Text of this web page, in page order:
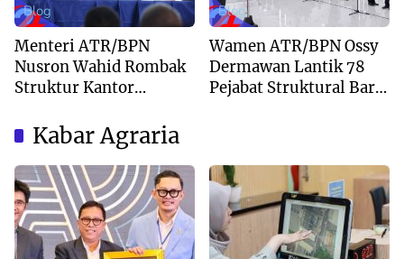
Blog
Menteri ATR/BPN
Nusron Wahid Rombak
Struktur Kantor
Pendekatan
Kewilayahan
Blog
Wamen ATR/BPN Ossy
Dermawan Lantik 78
Pejabat Struktural Baru
Kabar Agraria